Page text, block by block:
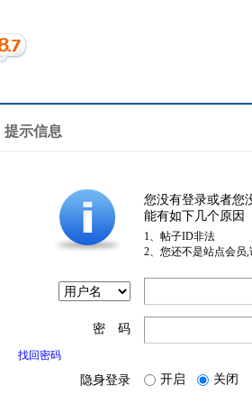
提示信息
您没有登录或者您
能有如下几个原因
1、帖子ID非法
2、您还不是站点会员
密 码
找回密码
隐身登录 开启 关闭